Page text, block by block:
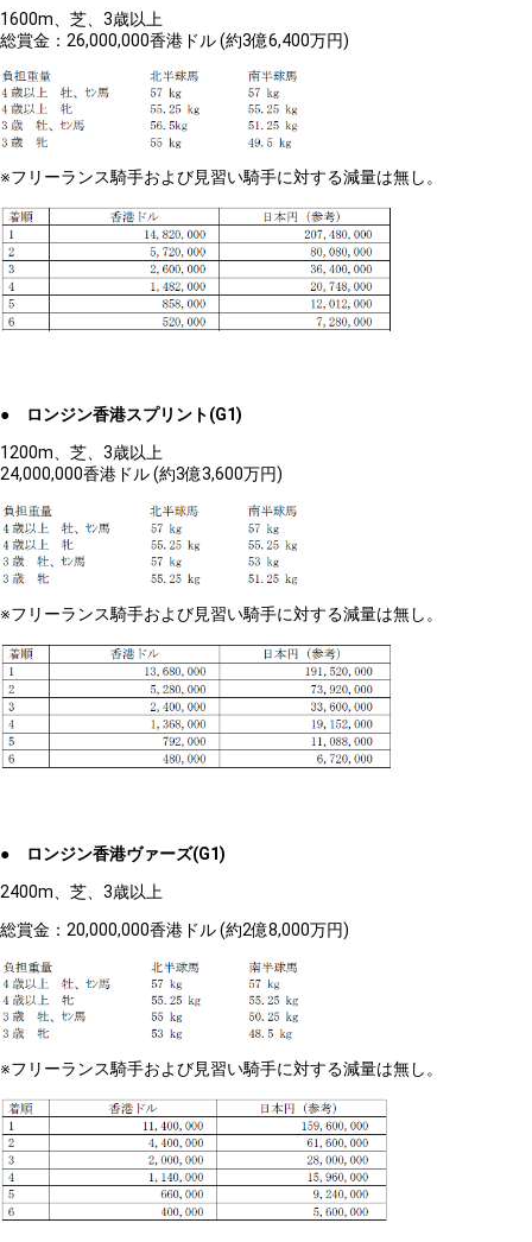
1600m、芝、3歳以上
総賞金：26,000,000香港ドル (約3億6,400万円)
※フリーランス騎手および見習い騎手に対する減量は無し。
● ロンジン香港スプリント(G1)
1200m、芝、3歳以上
24,000,000香港ドル (約3億3,600万円)
※フリーランス騎手および見習い騎手に対する減量は無し。
● ロンジン香港ヴァーズ(G1)
2400m、芝、3歳以上
総賞金：20,000,000香港ドル (約2億8,000万円)
※フリーランス騎手および見習い騎手に対する減量は無し。